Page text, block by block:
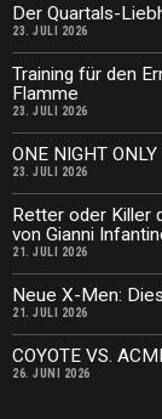
Der Quartals-
23. JULI 2026
Training für den
Flamme
23. JULI 2026
ONE NIGHT
23. JULI 2026
Retter oder Killer
von Gianni
21. JULI 2026
Neue X-Men:
21. JULI 2026
COYOTE VS.
26. JUNI 2026